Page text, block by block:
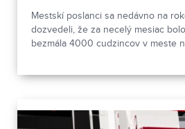
Mestskí poslanci sa nedávno na
dozvedeli, že za necelý mesiac
bezmála 4000 cudzincov v meste